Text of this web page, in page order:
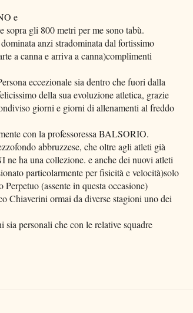
e
sopra gli 800 metri per me sono tabù.
anzi stradominata dal fortissimo
a canna e arriva a canna)complimenti
eccezionale sia dentro che fuori dalla
della sua evoluzione atletica, grazie
giorni e giorni di allenamenti al freddo
con la professoressa BALSORIO.
abbruzzese, che oltre agli atleti già
ha una collezione. e anche dei nuovi atleti
particolarmente per fisicità e velocità)solo
(assente in questa occasione)
Chiaverini ormai da diverse stagioni uno dei
personali che con le relative squadre